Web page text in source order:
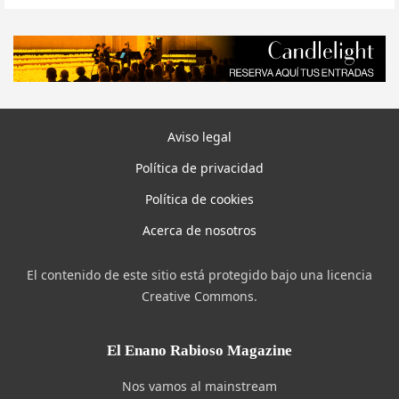
Aviso legal
Política de privacidad
Política de cookies
Acerca de nosotros
El contenido de este sitio está protegido bajo una licencia
Creative Commons.
El Enano Rabioso Magazine
Nos vamos al mainstream